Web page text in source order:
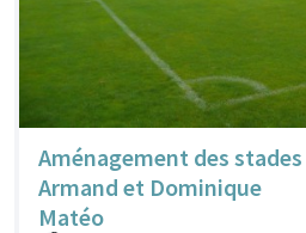
Aménagement des stades
Armand et Dominique
Matéo